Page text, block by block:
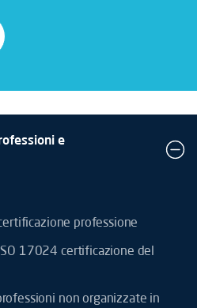
e
professione
17024 certificazione del
non organizzate in